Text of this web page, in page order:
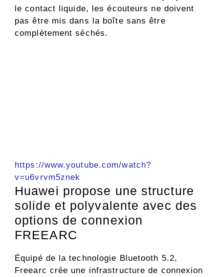
le contact liquide, les écouteurs ne doivent
pas être mis dans la boîte sans être
complètement séchés.
https://www.youtube.com/watch?
v=u6vrvm5znek
Huawei propose une structure
solide et polyvalente avec des
options de connexion
FREEARC
Équipé de la technologie Bluetooth 5.2,
Freearc crée une infrastructure de connexion